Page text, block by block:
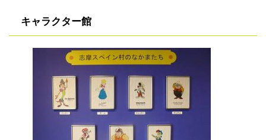
キャラクター館